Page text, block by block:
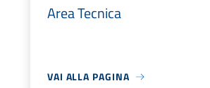
Area Tecnica
VAI ALLA PAGINA